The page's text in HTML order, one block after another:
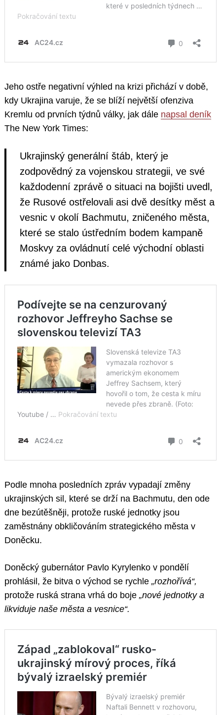
Jeho ostře negativní výhled na krizi přichází v době,
kdy Ukrajina varuje, že se blíží největší ofenziva
Kremlu od prvních týdnů války, jak dále napsal deník
The New York Times:
Ukrajinský generální štáb, který je
zodpovědný za vojenskou strategii, ve své
každodenní zprávě o situaci na bojišti uvedl,
že Rusové ostřelovali asi dvě desítky měst a
vesnic v okolí Bachmutu, zničeného města,
které se stalo ústředním bodem kampaně
Moskvy za ovládnutí celé východní oblasti
známé jako Donbas.
Podle mnoha posledních zpráv vypadají změny
ukrajinských sil, které se drží na Bachmutu, den ode
dne bezútěšněji, protože ruské jednotky jsou
zaměstnány obkličováním strategického města v
Doněcku.
Doněcký gubernátor Pavlo Kyrylenko v pondělí
prohlásil, že bitva o východ se rychle „rozhořívá“,
protože ruská strana vrhá do boje „nové jednotky a
likviduje naše města a vesnice“.